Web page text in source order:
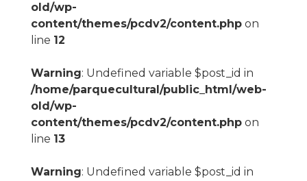
old/wp-
content/themes/pcdv2/content.phpon
line 12
Warning: Undefined variable $post_id in
/home/parquecultural/public_html/web-
old/wp-
content/themes/pcdv2/content.phpon
line 13
Warning: Undefined variable $post_id in